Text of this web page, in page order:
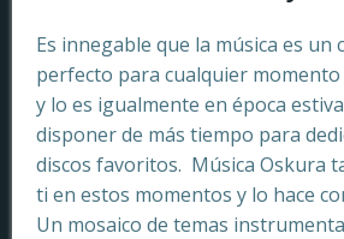
Es innegable que la música es un
perfecto para cualquier
y lo es igualmente en época
disponer de más tiempo para
discos favoritos. Música Oskura
ti en estos momentos y lo hace
Un mosaico de temas